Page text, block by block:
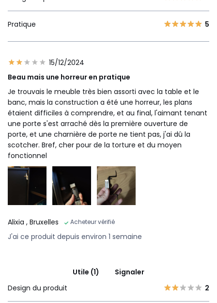
Pratique 5
15/12/2024
Beau mais une horreur en pratique
Je trouvais le meuble très bien assorti avec la table et le
banc, mais la construction a été une horreur, les plans
étaient difficiles à comprendre, et au final, l'aimant tenant
une porte s'est arraché dès la première ouverture de
porte, et une charnière de porte ne tient pas, j'ai dû la
scotcher. Bref, cher pour de la torture et du moyen
fonctionnel
Alixia , Bruxelles Acheteur vérifié
J'ai ce produit depuis environ 1 semaine
Utile (1)
Signaler
Design du produit
2